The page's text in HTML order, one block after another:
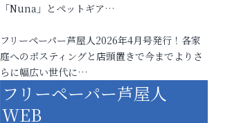
「Nuna」とペットギア…
フリーペーパー芦屋人2026年4月号発行！各家
庭へのポスティングと店頭置きで今までよりさ
らに幅広い世代に…
フリーペーパー芦屋人
WEB